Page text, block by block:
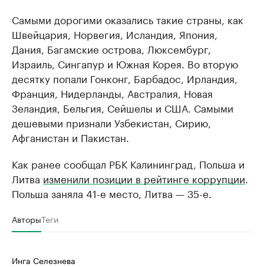
Самыми дорогими оказались такие страны, как
Швейцария, Норвегия, Исландия, Япония,
Дания, Багамские острова, Люксембург,
Израиль, Сингапур и Южная Корея. Во вторую
десятку попали Гонконг, Барбадос, Ирландия,
Франция, Нидерланды, Австралия, Новая
Зеландия, Бельгия, Сейшелы и США. Самыми
дешевыми признали Узбекистан, Сирию,
Афганистан и Пакистан.
Как ранее сообщал РБК Калининград, Польша и
Литва изменили позиции в рейтинге коррупции
Польша заняла 41-е место, Литва — 35-е.
АвторыТеги
Инга Селезнева